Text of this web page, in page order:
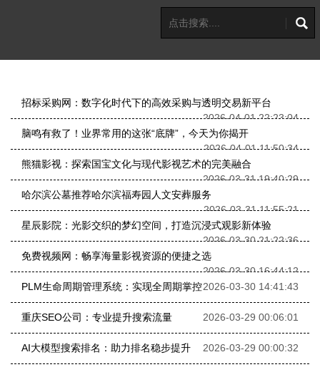
招标采购网：数字化时代下的高效采购与透明交易新平台
2026-04-01 22:23:04
脑鸣有救了！业界常用的这张“底牌”，今天为你揭开
2026-04-01 11:50:34
熊猫影视：探索国宝文化与现代影视艺术的完美融合
2026-03-31 19:40:29
哈尔滨公墓推荐哈尔滨福寿园人文安葬服务
2026-03-31 11:55:21
星辰影院：光影交织的梦幻空间，打造沉浸式观影新体验
2026-03-30 21:22:36
免费视频网：畅享海量影视资源的便捷之选
2026-03-30 16:44:12
PLM生命周期管理系统：实现全周期掌控2026-03-30 14:41:43
重庆SEO公司：专业提升搜索流量 2026-03-29 00:06:01
AI大模型搜索排名：助力排名稳步提升 2026-03-29 00:00:32